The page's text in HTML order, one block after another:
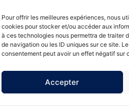
Pour offrir les meilleures expériences, nous
cookies pour stocker et/ou accéder aux
à ces technologies nous permettra de traiter
de navigation ou les ID uniques sur ce site.
consentement peut avoir un effet négatif
Accepter